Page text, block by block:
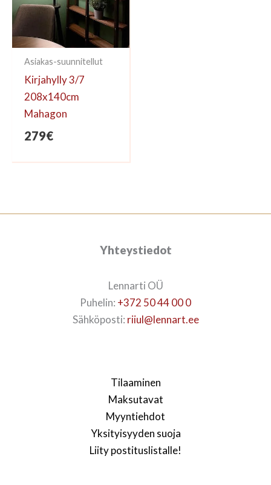
Asiakas-suunnitellut
Kirjahylly 3/7
208x140cm
Mahagon
279€
Yhteystiedot
Lennarti OÜ
Puhelin: +372 50 44 00 0
Sähköposti: riiul@lennart.ee
Tilaaminen
Maksutavat
Myyntiehdot
Yksityisyyden suoja
Liity postituslistalle!